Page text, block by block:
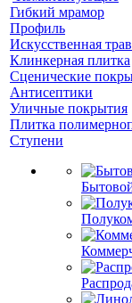
Гибкий мрамор
Профиль
Искусственная
Клинкерная плитка
Сценические
Антисептики
Уличные покрытия
Плитка
Ступени